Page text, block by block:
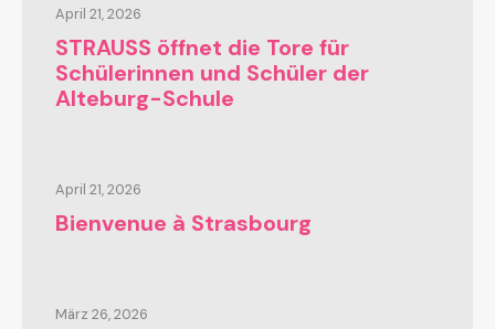
April 21, 2026
STRAUSS öffnet die Tore für
Schülerinnen und Schüler der
Alteburg-Schule
April 21, 2026
Bienvenue à Strasbourg
März 26, 2026